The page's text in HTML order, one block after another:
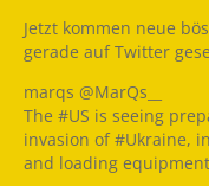
Jetzt kommen neue
gerade auf Twitter
marqs @MarQs__
The #US is seeing
invasion of #Ukraine,
and loading